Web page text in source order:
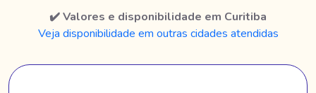
✔️ Valores e disponibilidade em Curitiba
Veja disponibilidade em outras cidades atendidas